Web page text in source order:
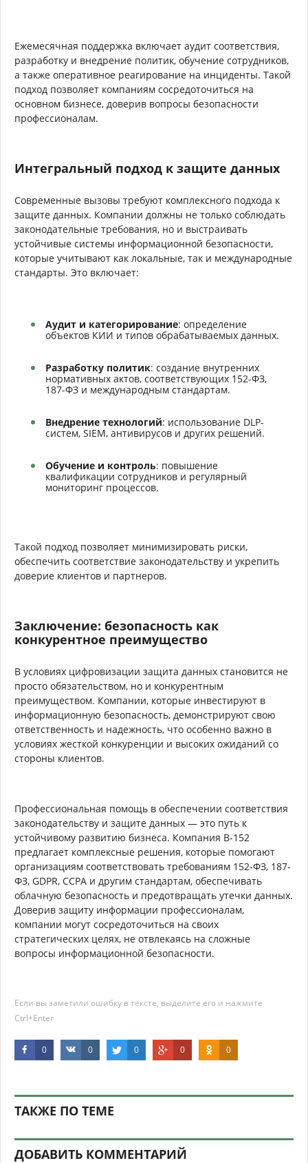
Ежемесячная поддержка включает аудит соответствия,
разработку и внедрение политик, обучение сотрудников,
а также оперативное реагирование на инциденты. Такой
подход позволяет компаниям сосредоточиться на
основном бизнесе, доверив вопросы безопасности
профессионалам.
Интегральный подход к защите данных
Современные вызовы требуют комплексного подхода к
защите данных. Компании должны не только соблюдать
законодательные требования, но и выстраивать
устойчивые системы информационной безопасности,
которые учитывают как локальные, так и международные
стандарты. Это включает:
Аудит и категорирование: определение
объектов КИИ и типов обрабатываемых данных.
Разработку политик: создание внутренних
нормативных актов, соответствующих 152-ФЗ,
187-ФЗ и международным стандартам.
Внедрение технологий: использование DLP-
систем, SIEM, антивирусов и других решений.
Обучение и контроль: повышение
квалификации сотрудников и регулярный
мониторинг процессов.
Такой подход позволяет минимизировать риски,
обеспечить соответствие законодательству и укрепить
доверие клиентов и партнеров.
Заключение: безопасность как
конкурентное преимущество
В условиях цифровизации защита данных становится не
просто обязательством, но и конкурентным
преимуществом. Компании, которые инвестируют в
информационную безопасность, демонстрируют свою
ответственность и надежность, что особенно важно в
условиях жесткой конкуренции и высоких ожиданий со
стороны клиентов.
Профессиональная помощь в обеспечении соответствия
законодательству и защите данных — это путь к
устойчивому развитию бизнеса. Компания B-152
предлагает комплексные решения, которые помогают
организациям соответствовать требованиям 152-ФЗ, 187-
ФЗ, GDPR, CCPA и другим стандартам, обеспечивать
облачную безопасность и предотвращать утечки данных.
Доверив защиту информации профессионалам,
компании могут сосредоточиться на своих
стратегических целях, не отвлекаясь на сложные
вопросы информационной безопасности.
Если вы заметили ошибку в тексте, выделите его и нажмите
Ctrl+Enter
0 0 0 0 0
ТАКЖЕ ПО ТЕМЕ
ДОБАВИТЬ КОММЕНТАРИЙ